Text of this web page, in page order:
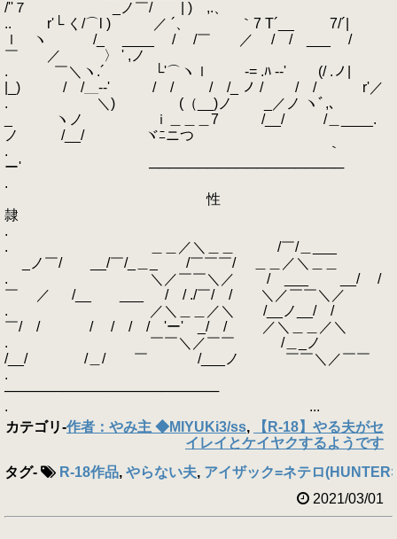
/''７ _ノ￣/ | ) ,.、
.. r'└ く/⌒l ) ／ ´、 ｀7 T´__ 7/´|
ｌ ヽ /_ ____ / /￣ ／ / / ___ /
￣ ／ 〉 ' ,ノ
. ￣＼ヽ.´ └'⌒ヽｌ -= .ﾊ -‐' (/ .ノ|
|_) / /＿--' ￣/ / / /_ ノ / ￣/ / r'／
. ＼) (（__)ノ _／ノ ヽﾞ,､
_ ヽノ ｉ＿＿＿7 /__/ /＿____.
ノ /__/ ヾﾆニつ
. ｀
ー' ────────────────────
.
性
隷
.
. ＿＿／＼＿＿ /￣/＿___
_ノ￣/ __/￣/_＿_ /￣￣￣/ ＿＿／＼＿＿
. ＼／￣￣＼／ / ___ __/ /
￣ ／ /__ ___ / / ./￣/ / ＼／￣￣＼／
. ／＼＿＿／＼ /__ノ__/ /
￣/ / / / / / 'ー' _/ / ／＼＿＿／＼
. ￣￣＼／￣￣ /＿_ノ
/__/ /＿/ ￣ /___ノ ￣￣＼／￣￣
.
──────────────────────
. ...
カテゴリ-作者：やみ主 ◆MIYUKi3/ss,
【R-18】やる夫がセ
イレイとケイヤクするようです
タグ- R-18作品, やらない夫, アイザック=ネテロ
2021/03/01